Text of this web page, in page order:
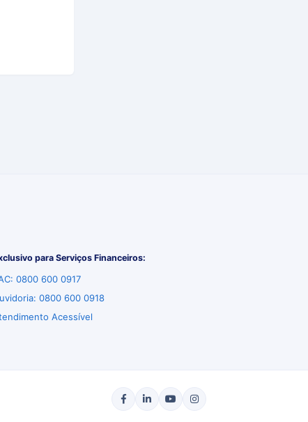
para Serviços Financeiros:
0800 600 0917
0800 600 0918
Acessível